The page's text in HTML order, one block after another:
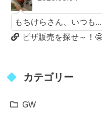
もちけらさん、いつも...
ピザ販売を探せ～！
カテゴリー
GW